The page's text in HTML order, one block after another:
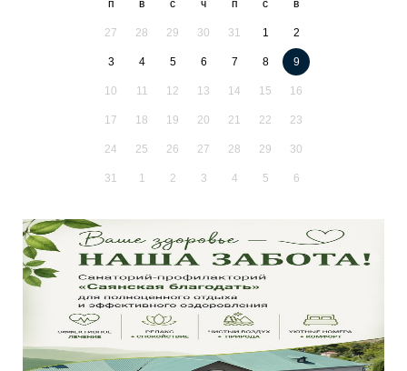
п в с ч п с в
27 28 29 30 31 1 2
3 4 5 6 7 8 9
10 11 12 13 14 15 16
17 18 19 20 21 22 23
24 25 26 27 28 29 30
31 1 2 3 4 5 6